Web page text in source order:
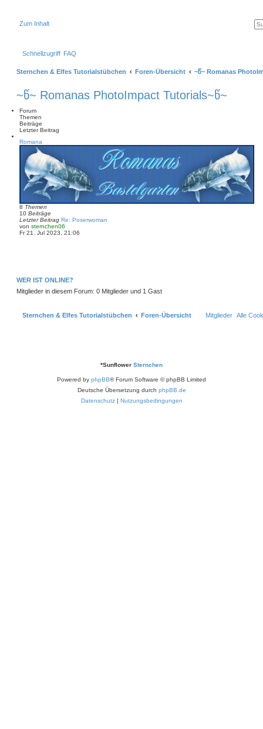
Zum Inhalt
Schnellzugriff FAQ
Sternchen & Elfes Tutorialstübchen Foren-Übersicht ~წ~ Romanas
~წ~ Romanas PhotoImpact Tutorials~წ~
Forum
Themen
Beiträge
Letzter Beitrag
Romana
8 Themen
10 Beiträge
Letzter Beitrag Re: Poserwoman
von sternchen06
e
B
e
i
g
Fr 21. Jul 2023, 21:06
WER IST ONLINE?
Mitglieder in diesem Forum: 0 Mitglieder und 1 Gast
Sternchen & Elfes Tutorialstübchen Foren-Übersicht Alle
Mitglieder
*Sunflower Sternchen
Powered by phpBB® Forum Software © phpBB Limited
Deutsche Übersetzung durch phpBB.de
Datenschutz | Nutzungsbedingungen